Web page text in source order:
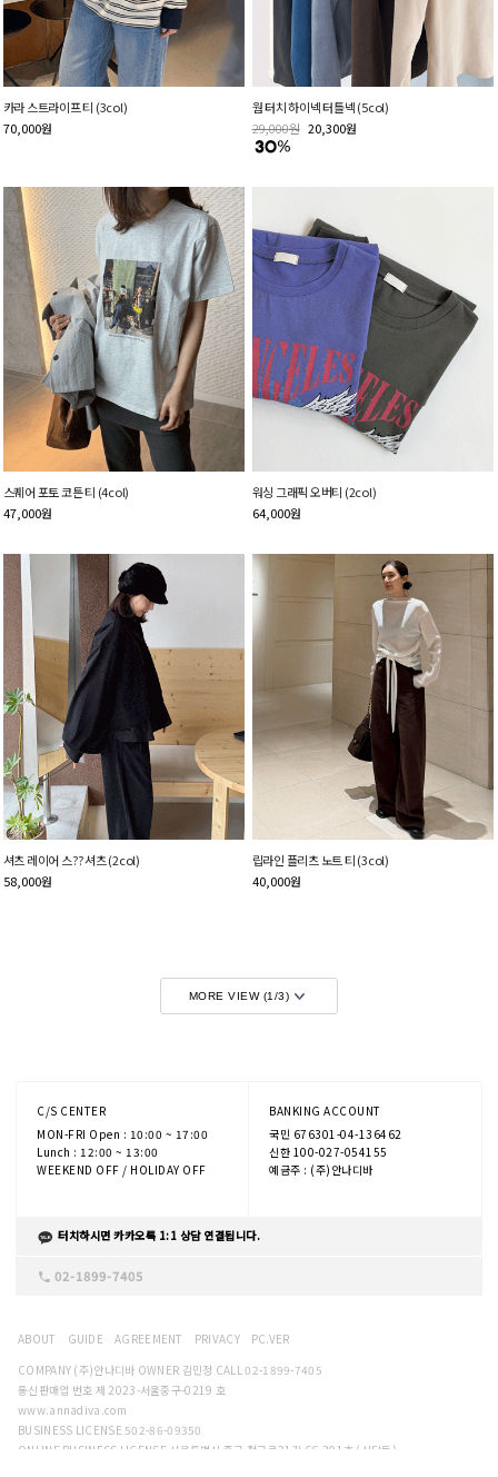
카라 스트라이프 티 (3col)
70,000원
웜 터치 하이넥 터틀넥 (5col)
29,000원 20,300원
스퀘어 포토 코튼 티 (4col)
47,000원
워싱 그래픽 오버티 (2col)
64,000원
셔츠 레이어 스??셔츠 (2col)
58,000원
립라인 플리츠 노트 티 (3col)
40,000원
MORE VIEW (1/3)
C/S CENTER
MON-FRI Open : 10:00 ~ 17:00
Lunch : 12:00 ~ 13:00
WEEKEND OFF / HOLIDAY OFF
BANKING ACCOUNT
국민 676301-04-136462
신한 100-027-054155
예금주 : (주)안나디바
터치하시면 카카오톡 1:1 상담 연결됩니다.
02-1899-7405
ABOUT GUIDE AGREEMENT PRIVACY
PC.VER
COMPANY (주)안나디바 OWNER 김민정 CALL 02-1899-7405
통신판매업 번호 제 2023-서울중구-0219 호
www.annadiva.com
BUSINESS LICENSE 502-86-09350
ONLINE BUSINESS LICENSE 서울특별시 중구 청구로21길 66,301호 (신당동)